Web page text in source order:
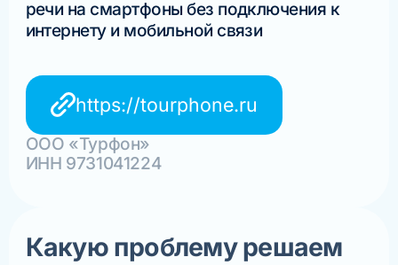
речи на смартфоны без подключения к
интернету и мобильной связи
https://tourphone.ru
ООО «Турфон»
ИНН 9731041224
Какую проблему решаем